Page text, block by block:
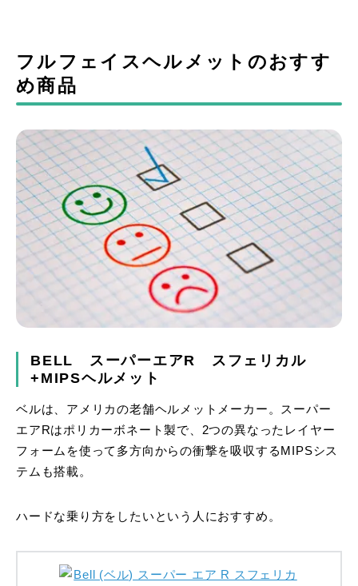
フルフェイスヘルメットのおすす
め商品
BELL スーパーエアR スフェリカル
+MIPSヘルメット
ベルは、アメリカの老舗ヘルメットメーカー。スーパー
エアRはポリカーボネート製で、2つの異なったレイヤー
フォームを使って多方向からの衝撃を吸収するMIPSシス
テムも搭載。
ハードな乗り方をしたいという人におすすめ。